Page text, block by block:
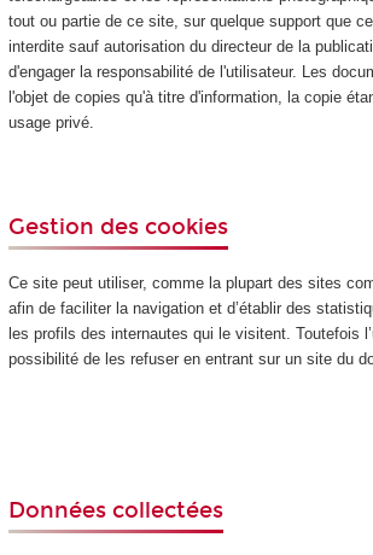
tout ou partie de ce site, sur quelque support que
interdite sauf autorisation du directeur de la
d'engager la responsabilité de l'utilisateur. Les
l'objet de copies qu'à titre d'information, la copie
usage privé.
Gestion des cookies
Ce site peut utiliser, comme la plupart des sites
afin de faciliter la navigation et d’établir des
les profils des internautes qui le visitent. Toutefois
possibilité de les refuser en entrant sur un site du
Données collectées